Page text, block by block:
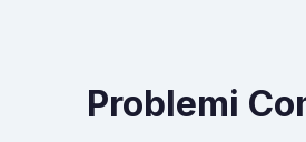
Problemi